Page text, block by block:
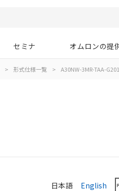
セミナ オムロンの提
> 形式仕様一覧 > A30NW-3MR-TAA-
日本語 English